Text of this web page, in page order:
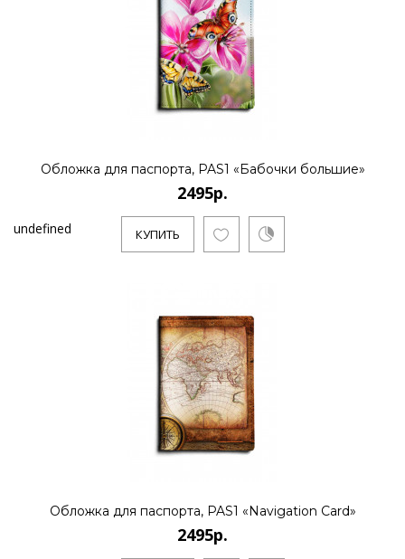
Обложка для паспорта, PAS1 «Бабочки большие»
2495р.
КУПИТЬ
undefined
Обложка для паспорта, PAS1 «Navigation Card»
2495р.